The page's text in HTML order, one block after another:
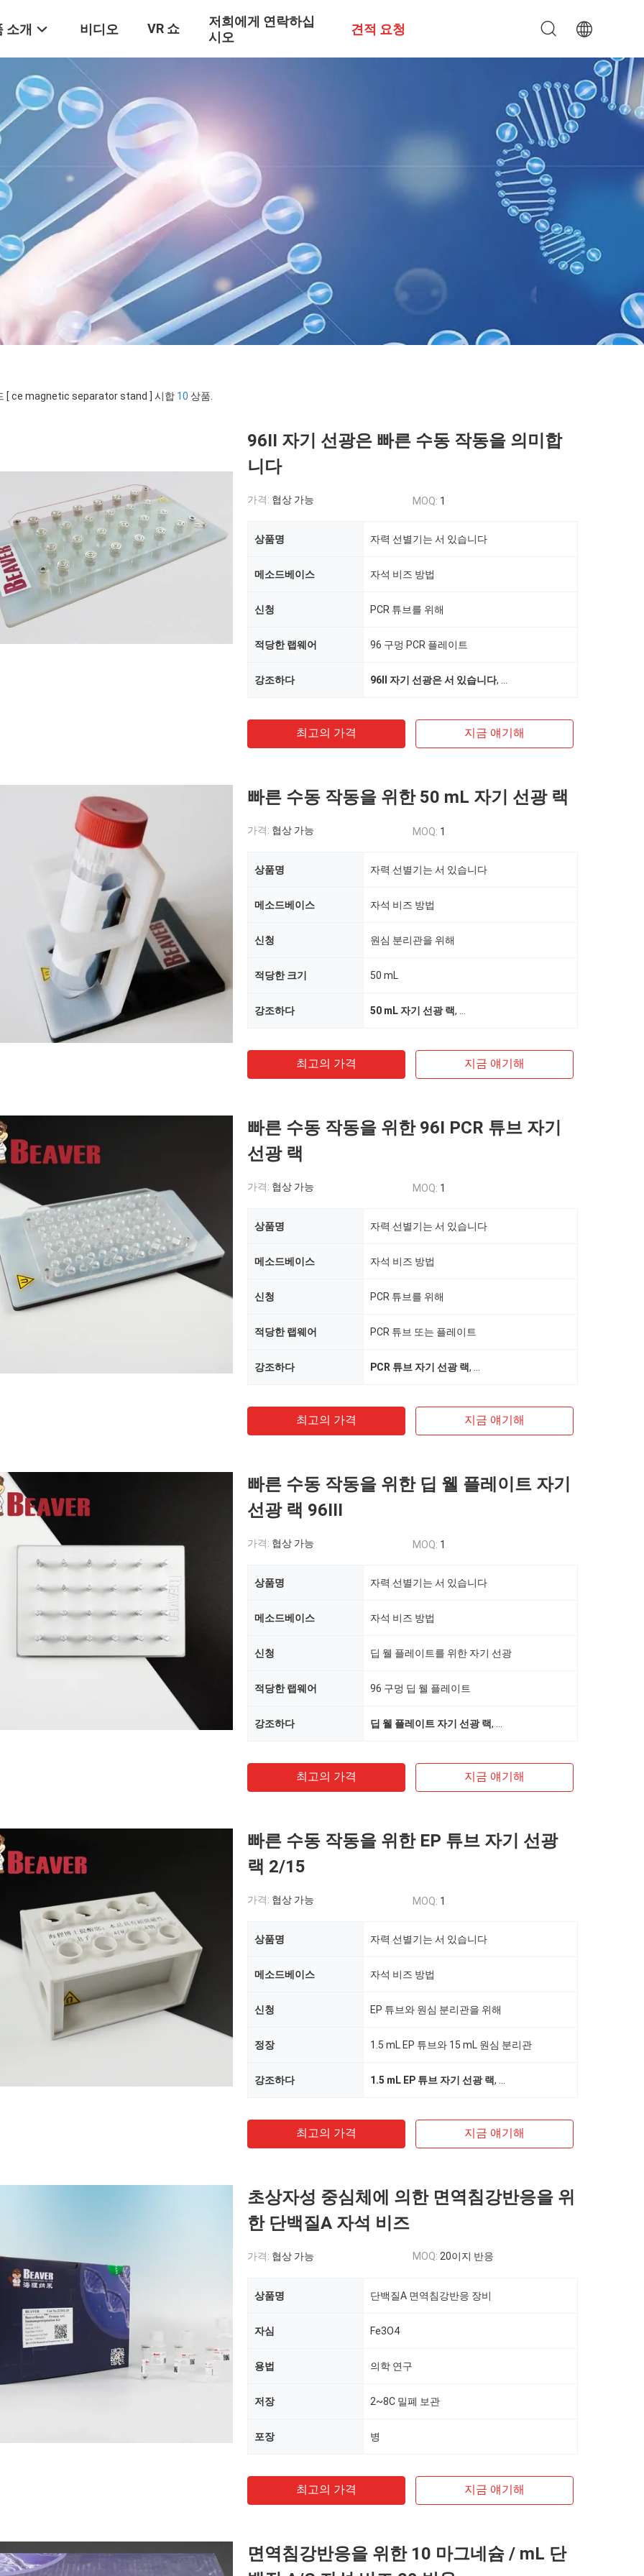
소개 비디오 VR 쇼
저희에게 연락하십
시오
견적 요청
[ ce magnetic separator stand ] 시합 10 상품.
96II 자기 선광은 빠른 수동 작동을 의미합
니다
가격: 협상 가능 MOQ: 1
상품명 자력 선별기는 서 있습니다
메소드베이스 자석 비즈 방법
신청 PCR 튜브를 위해
적당한 랩웨어 96 구멍 PCR 플레이트
강조하다 96II 자기 선광은 서 있습니다,
최고의 가격 지금 얘기해
빠른 수동 작동을 위한 50 mL 자기 선광 랙
가격: 협상 가능 MOQ: 1
상품명 자력 선별기는 서 있습니다
메소드베이스 자석 비즈 방법
신청 원심 분리관을 위해
적당한 크기 50 mL
강조하다 50 mL 자기 선광 랙,
최고의 가격 지금 얘기해
빠른 수동 작동을 위한 96I PCR 튜브 자기
선광 랙
가격: 협상 가능 MOQ: 1
상품명 자력 선별기는 서 있습니다
메소드베이스 자석 비즈 방법
신청 PCR 튜브를 위해
적당한 랩웨어 PCR 튜브 또는 플레이트
강조하다 PCR 튜브 자기 선광 랙,
최고의 가격 지금 얘기해
빠른 수동 작동을 위한 딥 웰 플레이트 자기
선광 랙 96III
가격: 협상 가능 MOQ: 1
상품명 자력 선별기는 서 있습니다
메소드베이스 자석 비즈 방법
신청 딥 웰 플레이트를 위한 자기 선광
적당한 랩웨어 96 구멍 딥 웰 플레이트
강조하다 딥 웰 플레이트 자기 선광 랙,
최고의 가격 지금 얘기해
빠른 수동 작동을 위한 EP 튜브 자기 선광
랙 2/15
가격: 협상 가능 MOQ: 1
상품명 자력 선별기는 서 있습니다
메소드베이스 자석 비즈 방법
신청 EP 튜브와 원심 분리관을 위해
정장 1.5 mL EP 튜브와 15 mL 원심 분리관
강조하다 1.5 mL EP 튜브 자기 선광 랙,
최고의 가격 지금 얘기해
초상자성 중심체에 의한 면역침강반응을 위
한 단백질A 자석 비즈
가격: 협상 가능 MOQ: 20이지 반응
상품명 단백질A 면역침강반응 장비
자심 Fe3O4
용법 의학 연구
저장 2~8C 밀폐 보관
포장 병
최고의 가격 지금 얘기해
면역침강반응을 위한 10 마그네슘 / mL 단